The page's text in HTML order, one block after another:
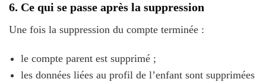
6. Ce qui se passe après la suppression
Une fois la suppression du compte terminée :
le compte parent est supprimé ;
les données liées au profil de l’enfant sont supprimées